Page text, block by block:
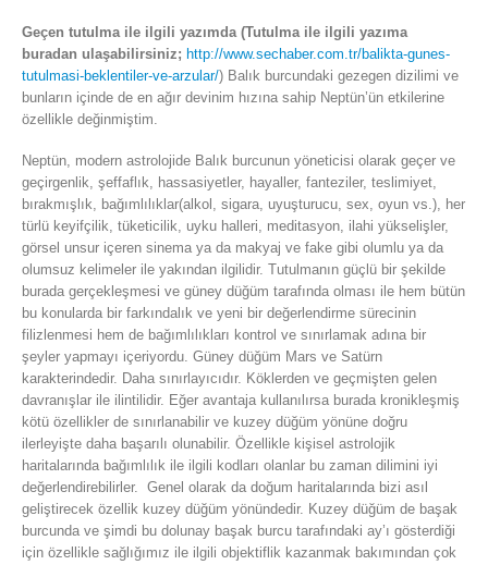
Geçen tutulma ile ilgili yazımda (Tutulma ile ilgili yazıma
buradan ulaşabilirsiniz; http://www.sechaber.com.tr/balikta-gunes-
tutulmasi-beklentiler-ve-arzular/) Balık burcundaki gezegen dizilimi ve
bunların içinde de en ağır devinim hızına sahip Neptün’ün etkilerine
özellikle değinmiştim.
Neptün, modern astrolojide Balık burcunun yöneticisi olarak geçer ve
geçirgenlik, şeffaflık, hassasiyetler, hayaller, fanteziler, teslimiyet,
bırakmışlık, bağımlılıklar(alkol, sigara, uyuşturucu, sex, oyun vs.), her
türlü keyifçilik, tüketicilik, uyku halleri, meditasyon, ilahi yükselişler,
görsel unsur içeren sinema ya da makyaj ve fake gibi olumlu ya da
olumsuz kelimeler ile yakından ilgilidir. Tutulmanın güçlü bir şekilde
burada gerçekleşmesi ve güney düğüm tarafında olması ile hem bütün
bu konularda bir farkındalık ve yeni bir değerlendirme sürecinin
filizlenmesi hem de bağımlılıkları kontrol ve sınırlamak adına bir
şeyler yapmayı içeriyordu. Güney düğüm Mars ve Satürn
karakterindedir. Daha sınırlayıcıdır. Köklerden ve geçmişten gelen
davranışlar ile ilintilidir. Eğer avantaja kullanılırsa burada kronikleşmiş
kötü özellikler de sınırlanabilir ve kuzey düğüm yönüne doğru
ilerleyişte daha başarılı olunabilir. Özellikle kişisel astrolojik
haritalarında bağımlılık ile ilgili kodları olanlar bu zaman dilimini iyi
değerlendirebilirler. Genel olarak da doğum haritalarında bizi asıl
geliştirecek özellik kuzey düğüm yönündedir. Kuzey düğüm de başak
burcunda ve şimdi bu dolunay başak burcu tarafındaki ay’ı gösterdiği
için özellikle sağlığımız ile ilgili objektiflik kazanmak bakımından çok